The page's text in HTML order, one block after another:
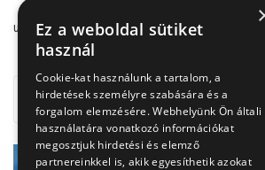
urológia urológus fitymafék fityma rövid
lézer
Ez a weboldal sütiket
használ
Cookie-kat használunk a tartalom, a
hirdetések személyre szabására és a
forgalom elemzésére. Webhelyünk Ön általi
használatára vonatkozó információkat
megosztjuk hirdetési és elemző
partnereinkkel is, akik egyesíthetik azokat